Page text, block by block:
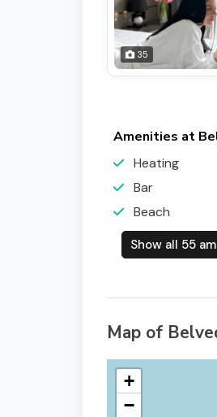
35
Amenities at
Heating
Bar
Beach
Show all 55
Map of
+
−